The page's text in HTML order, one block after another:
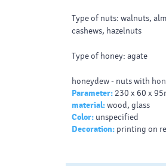
Type of nuts: walnuts,
cashews, hazelnuts
Type of honey: agate
honeydew - nuts with
honey are the most
forest
Parameter: 230 x 60 x
material:wood, glass
Color: unspecified
Decoration: printing on